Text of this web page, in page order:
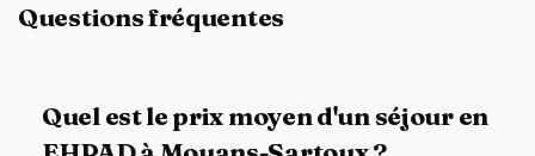
Questions fréquentes
Quel est le prix moyen d'un séjour en